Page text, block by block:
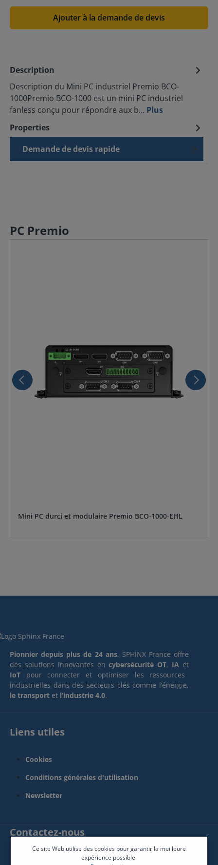
Ajouter à la demande de devis
Description
Description du Mini PC industriel Premio BCO-
1000Premio BCO-1000 est un mini PC industriel
fanless conçu pour répondre aux b… Plus
Properties
Demande de devis rapide
PC Premio
Mini PC durci et modulaire Premio BCO-1000-EHL
Pionnier depuis plus de 24 ans, SPHINX France offre
des solutions innovantes encybersécurité OT, IA et
IoT pour connecter et optimiser les ressources
industrielles dans des secteurs clés comme l’énergie,
le transport et l’industrie 4.0.
Liens utiles
Cookies
Conditions générales d'utilisation
Newsletter
Contactez-nous
SPHINX France Connect
Ce site Web utilise des cookies pour garantir la meilleure
expérience possible.